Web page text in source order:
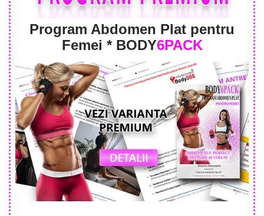
Program Abdomen Plat pentru
Femei * BODY6PACK